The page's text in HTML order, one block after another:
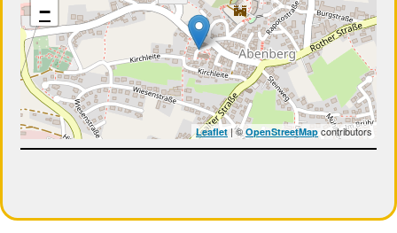
−
Leaflet| © OpenStreetMapcontributors